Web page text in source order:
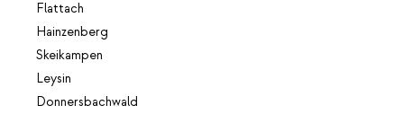
Flattach
Hainzenberg
Skeikampen
Leysin
Donnersbachwald